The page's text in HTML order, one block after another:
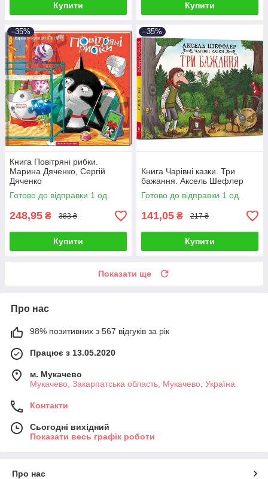
Купити Купити
–35%
Книга Повітряні рибки.
Марина Дяченко, Сергій
Дяченко
Готово до відправки 1 од.
248,95 ₴ 383 ₴
Купити
–35%
Книга Чарівні казки. Три
бажання. Аксель Шефлер
Готово до відправки 1 од.
141,05 ₴ 217 ₴
Купити
Показати ще
Про нас
98% позитивних з 567 відгуків за рік
Працює з 13.05.2020
м. Мукачево
Мукачево, Закарпатська область, Мукачево, Україна
Контакти
Сьогодні вихідний
Показати весь графік роботи
Про нас